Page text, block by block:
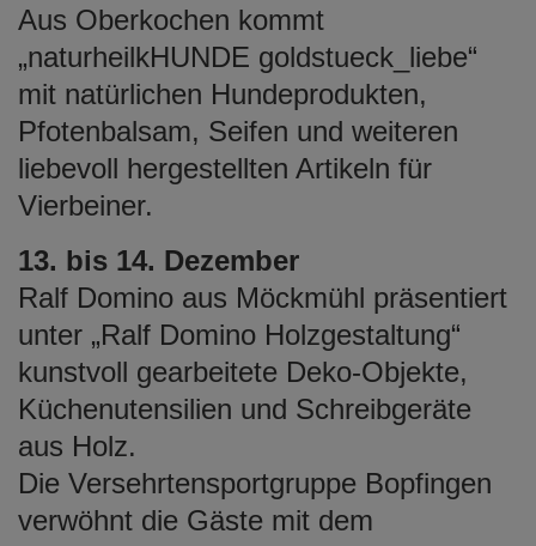
Aus Oberkochen kommt
„naturheilkHUNDE goldstueck_liebe“
mit natürlichen Hundeprodukten,
Pfotenbalsam, Seifen und weiteren
liebevoll hergestellten Artikeln für
Vierbeiner.
13. bis 14. Dezember
Ralf Domino aus Möckmühl präsentiert
unter „Ralf Domino Holzgestaltung“
kunstvoll gearbeitete Deko-Objekte,
Küchenutensilien und Schreibgeräte
aus Holz.
Die Versehrtensportgruppe Bopfingen
verwöhnt die Gäste mit dem